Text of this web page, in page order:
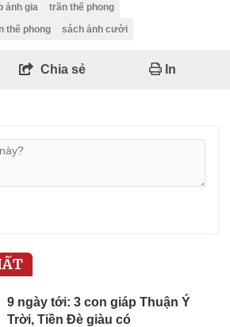
ảnh gia
trần thế phong
thế phong
sách ảnh cười
Chia sẻ In
9 ngày tới: 3 con giáp Thuận Ý
Trời, Tiền Đè giàu có